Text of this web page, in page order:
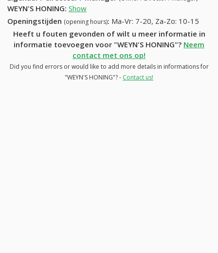
WEYN'S HONING: Show
Openingstijden (opening hours): Ma-Vr: 7-20, Za-Zo: 10-15
Heeft u fouten gevonden of wilt u meer informatie in
informatie toevoegen voor "WEYN'S HONING"? Neem
contact met ons op!
Did you find errors or would like to add more details in informations for
"WEYN'S HONING"? - Contact us!